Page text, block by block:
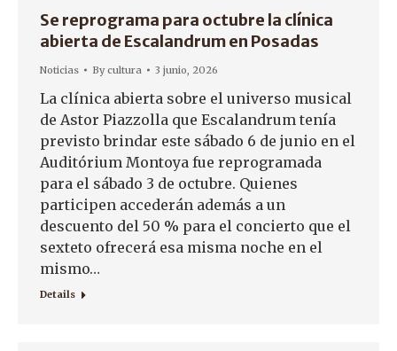
Se reprograma para octubre la clínica
abierta de Escalandrum en Posadas
Noticias Bycultura 3 junio, 2026
La clínica abierta sobre el universo musical
de Astor Piazzolla que Escalandrum tenía
previsto brindar este sábado 6 de junio en el
Auditórium Montoya fue reprogramada
para el sábado 3 de octubre. Quienes
participen accederán además a un
descuento del 50 % para el concierto que el
sexteto ofrecerá esa misma noche en el
mismo…
Details